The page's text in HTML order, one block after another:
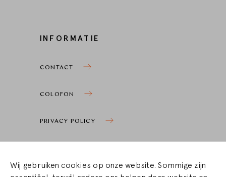
INFORMATIE
CONTACT
COLOFON
PRIVACY POLICY
Wij gebruiken cookies op onze website. Sommige zijn